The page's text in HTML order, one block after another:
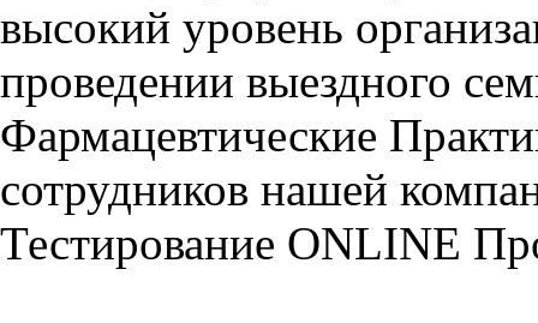
высокий уровень
проведении выездного
Фармацевтические
сотрудников нашей
Тестирование ONLINE